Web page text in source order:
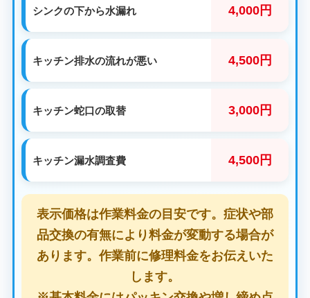
シンクの下から水漏れ 4,000円
キッチン排水の流れが悪い 4,500円
キッチン蛇口の取替 3,000円
キッチン漏水調査費 4,500円
表示価格は作業料金の目安です。症状や部
品交換の有無により料金が変動する場合が
あります。作業前に修理料金をお伝えいた
します。